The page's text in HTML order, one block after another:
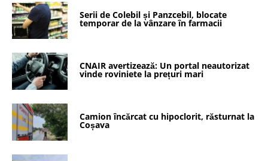
Serii de Colebil și Panzcebil, blocate
temporar de la vânzare în farmacii
CNAIR avertizează: Un portal neautorizat
vinde roviniete la prețuri mari
Camion încărcat cu hipoclorit, răsturnat la
Coșava